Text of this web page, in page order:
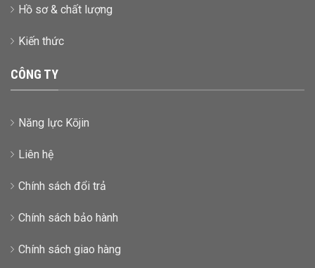
Hồ sơ & chất lượng
Kiến thức
CÔNG TY
Năng lực Kōjin
Liên hệ
Chính sách đổi trả
Chính sách bảo hành
Chính sách giao hàng